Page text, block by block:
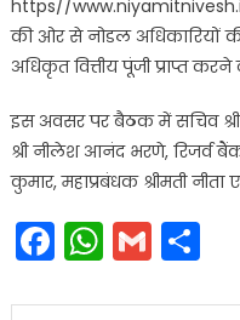
https//
की ओर से नोडल अधिकारियों
अधिकृत वित्तीय पूंजी प्राप्त करने
इस अवसर पर बैठक में सचिव
श्री नीलेश आनंद भरणे, रिजर्व बैंक
कुमार, महाप्रबंधक श्रीमती
Facebook
Gmail